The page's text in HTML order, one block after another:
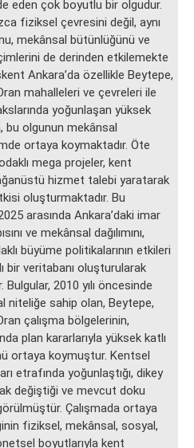
eden çok boyutlu bir olgudur.
fiziksel çevresini değil, aynı
mekânsal bütünlüğünü ve
de derinden etkilemekte
Ankara’da özellikle Beytepe,
mahalleleri ve çevreleri ile
yoğunlaşan yüksek
bu olgunun mekânsal
ortaya koymaktadır. Öte
mega projeler, kent
hizmet talebi yaratarak
oluşturmaktadır. Bu
arasında Ankara’daki imar
ve mekânsal dağılımını,
büyüme politikalarının etkileri
bir veritabanı oluşturularak
2010 yılı öncesinde
niteliğe sahip olan, Beytepe,
çalışma bölgelerinin,
plan kararlarıyla yüksek katlı
ortaya koymuştur. Kentsel
etrafında yoğunlaştığı, dikey
değiştiği ve mevcut doku
Çalışmada ortaya
fiziksel, mekânsal, sosyal,
boyutlarıyla kent